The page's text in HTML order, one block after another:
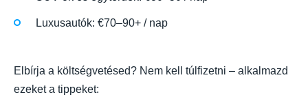
Luxusautók: €70–90+ / nap
Elbírja a költségvetésed? Nem kell túlfizetni – alkalmazd
ezeket a tippeket: